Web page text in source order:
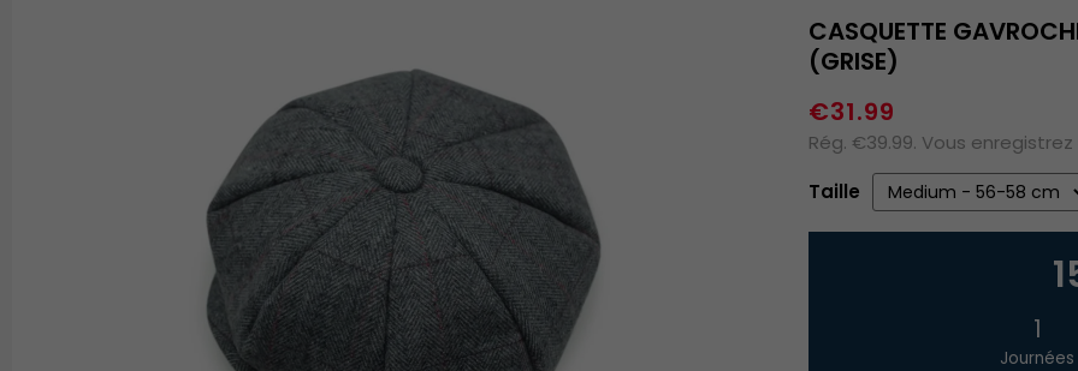
CASQUETTE
(GRISE)
€31.99
Rég. €39.99. Vous
Taille
1
Journées